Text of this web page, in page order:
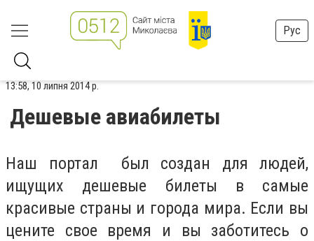
Рус
13:58, 10 липня 2014 р.
Дешевые авиабилеты
Наш портал был создан для людей,
ищущих дешевые билеты в самые
красивые страны и города мира. Если вы
цените свое время и вы заботитесь о